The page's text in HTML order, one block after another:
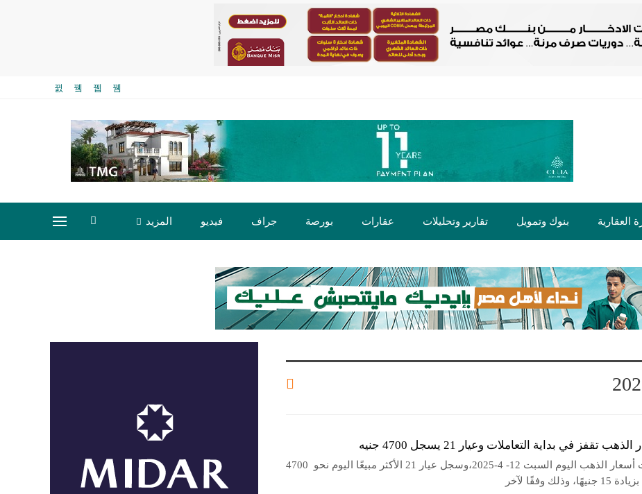
العقارية بنوك وتمويل تقارير وتحليلات عقارات بورصة جراف فيديو المزيد
الذهب تقفز في بداية التعاملات وعيار 21 يسجل 4700 جنيه
قفزت أسعار الذهب اليوم السبت 12- 4-2025،وسجل عيار 21 الأكثر مبيعًا اليوم نحو 4700
وذلك وفقًا لآخر